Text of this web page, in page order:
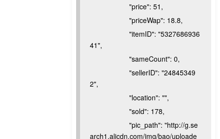
"price": 51,
"priceWap": 18.8,
"itemID": "5327686936
41",
"sameCount": 0,
"sellerID": "24845349
2",
"location": "",
"sold": 178,
"pic_path": "http://g.se
arch1.alicdn.com/img/bao/uploade